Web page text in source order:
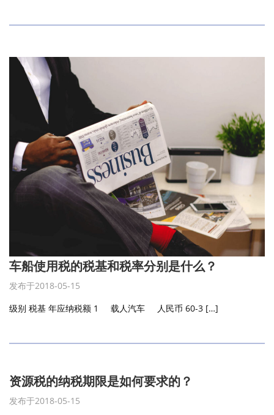
车船使用税的税基和税率分别是什么？
发布于2018-05-15
级别 税基 年应纳税额 1 载人汽车 人民币 60-3 […]
资源税的纳税期限是如何要求的？
发布于2018-05-15